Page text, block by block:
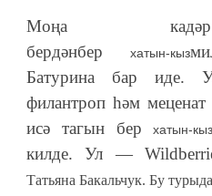
Моңа
бердәнберхатын-кыз
Батурина бар иде.
филантроп һәм меценат
исә тагын берхатын-
килде. Ул —
Татьяна Бакальчук. Бу